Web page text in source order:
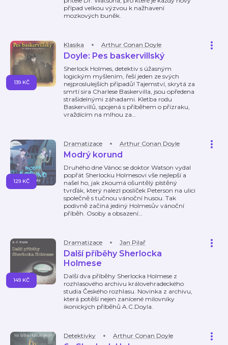
případ velkou výzvou k nažhavení
mozkových buněk.
Klasika Arthur Conan Doyle
Doyle: Pes baskervillský
Sherlock Holmes, detektiv s úžasným
logickým myšlením, řeší jeden ze svých
nejproslulejších případů! Tajemství, skrytá za
smrtí sira Charlese Baskervilla, jsou opředena
strašidelnými záhadami. Kletba rodu
Baskervillů, spojená s příběhem o přízraku,
vraždícím na mlhou za…
139 KČ
Dramatizace Arthur Conan Doyle
Modrý korund
Druhého dne Vánoc se doktor Watson vydal
popřát Sherlocku Holmesovi vše nejlepší a
našel ho, jak zkoumá ošuntělý plstěný
tvrďák, který nalezl poslíček Peterson na ulici
společně s tučnou vánoční husou. Tak
podivně začíná jediný Holmesův vánoční
příběh. Osoby a obsazení…
129 KČ
Dramatizace Jan Pilař
Další příběhy Sherlocka
Holmese
Další dva příběhy Sherlocka Holmese z
rozhlasového archivu královehradeckého
studia Českého rozhlasu. Novinka z archivu,
která potěší nejen zanícené milovníky
ikonických příběhů A.C.Doyla.
149 KČ
Detektivky Arthur Conan Doyle